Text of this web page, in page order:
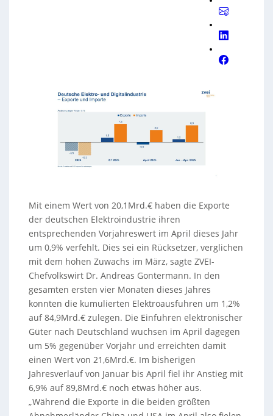
Mit einem Wert von 20,1Mrd.€ haben die Exporte
der deutschen Elektroindustrie ihren
entsprechenden Vorjahreswert im April dieses Jahr
um 0,9% verfehlt. Dies sei ein Rücksetzer, verglichen
mit dem hohen Zuwachs im März, sagte ZVEI-
Chefvolkswirt Dr. Andreas Gontermann. In den
gesamten ersten vier Monaten dieses Jahres
konnten die kumulierten Elektroausfuhren um 1,2%
auf 84,9Mrd.€ zulegen. Die Einfuhren elektronischer
Güter nach Deutschland wuchsen im April dagegen
um 5% gegenüber Vorjahr und erreichten damit
einen Wert von 21,6Mrd.€. Im bisherigen
Jahresverlauf von Januar bis April fiel ihr Anstieg mit
6,9% auf 89,8Mrd.€ noch etwas höher aus.
„Während die Exporte in die beiden größten